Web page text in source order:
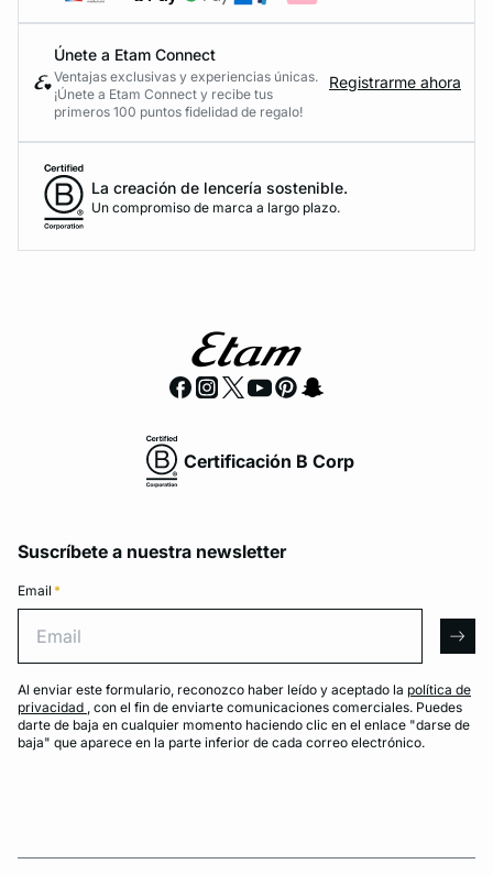
Únete a Etam Connect
Ventajas exclusivas y experiencias únicas.
¡Únete a Etam Connect y recibe tus
primeros 100 puntos fidelidad de regalo!
Registrarme ahora
La creación de lencería sostenible.
Un compromiso de marca a largo plazo.
Certificación B Corp
Suscríbete a nuestra newsletter
Email *
Al enviar este formulario, reconozco haber leído y aceptado la política de
privacidad , con el fin de enviarte comunicaciones comerciales. Puedes
darte de baja en cualquier momento haciendo clic en el enlace "darse de
baja" que aparece en la parte inferior de cada correo electrónico.